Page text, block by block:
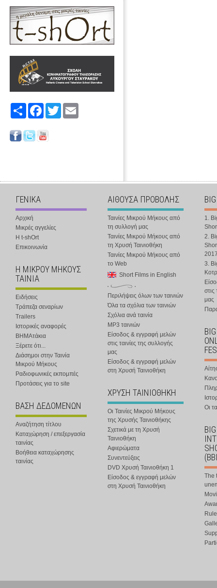
Share FacebookTwitter
ΓΕΝΙΚΑ
Αρχική
Μικρές αγγελίες
Η t-shOrt
Επικοινωνία
Η ΜΙΚΡΟΥ ΜΗΚΟΥΣ
ΤΑΙΝΙΑ
Ειδήσεις
Τράπεζα σεναρίων
Trailers
Ιστορικές αναφορές
ΒΗΜΑτάκια
Ξέρετε ότι...
Διάσημοι στην Ταινία
Μικρού Μήκους
Ραδιοφωνικές εκπομπές
Προτάσεις για το site
ΒΑΣΗ ΔΕΔΟΜΕΝΩΝ
Αναζήτηση τίτλου
Καταχώρηση / επεξεργασία
ταινίας
Βοήθεια καταχώρησης
ταινίας
ΑΙΘΟΥΣΑ ΠΡΟΒΟΛΗΣ
Ταινίες Μικρού Μήκους από
τη συλλογή μας
Ταινίες Μικρού Μήκους από
τη Χρυσή Ταινιοθήκη
Ταινίες Μικρού Μήκους από
το Web
Short Films in English
Περιλήψεις όλων των ταινιών
Όλα τα σχόλια των ταινιών
Σχόλια ανά ταινία
MP3 ταινιών
Είσοδος & εγγραφή μελών
στις ταινίες της συλλογής
μας
Είσοδος & εγγραφή μελών
στη Χρυσή Ταινιοθήκη
ΧΡΥΣΗ ΤΑΙΝΙΟΘΗΚΗ
Οι Ταινίες Μικρού Μήκους
της Χρυσής Ταινιοθήκης
Σχετικά με τη Χρυσή
Ταινιοθήκη
Αφιερώματα
Συνεντεύξεις
DVD Χρυσή Ταινιοθήκη 1
Είσοδος & εγγραφή μελών
στη Χρυσή Ταινιοθήκη
1.
2.
3.
στις
μας
Οι
The